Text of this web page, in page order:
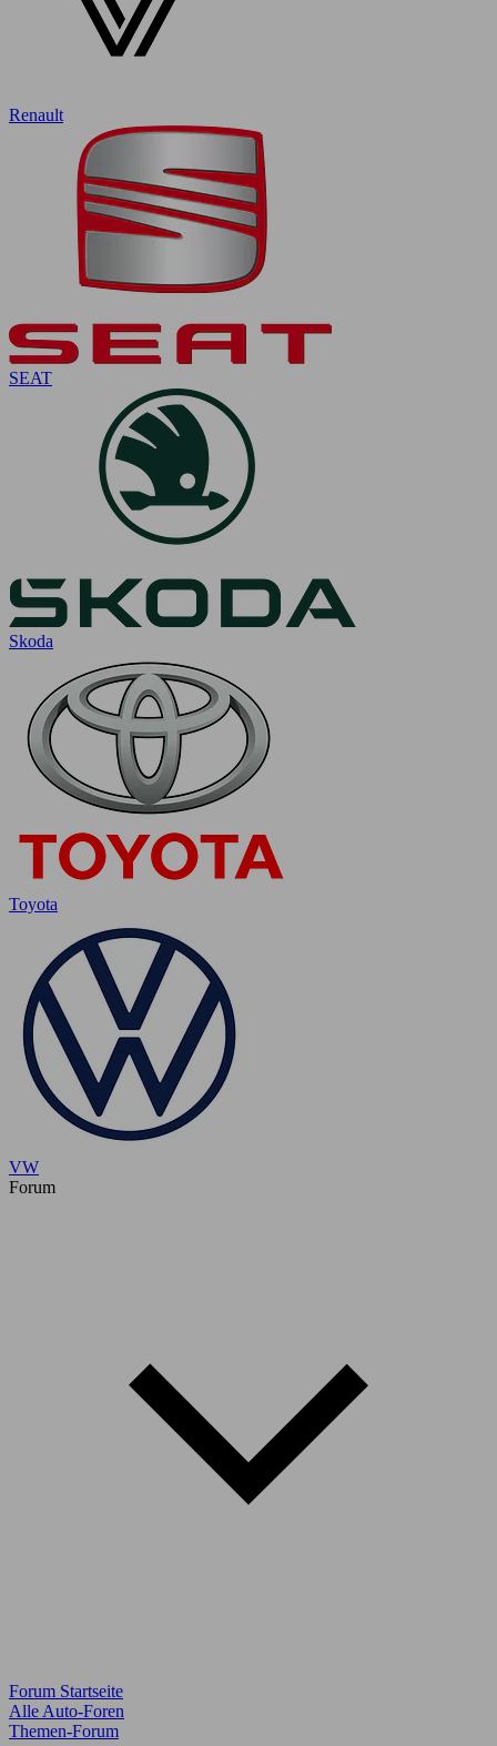
Renault
SEAT
Skoda
Toyota
VW
Forum
Forum Startseite
Alle Auto-Foren
Themen-Forum